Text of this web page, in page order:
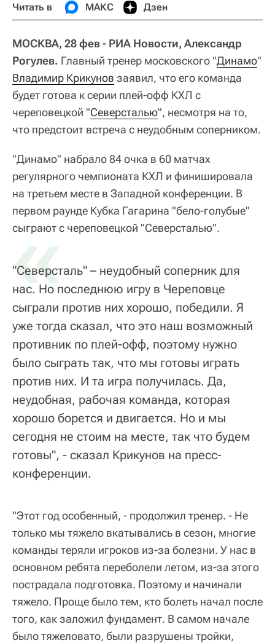
Читать в МАКС Дзен
МОСКВА, 28 фев - РИА Новости, Александр
Рогулев. Главный тренер московского "Динамо"
Владимир Крикунов заявил, что его команда
будет готова к серии плей-офф КХЛ с
череповецкой "Северсталью", несмотря на то,
что предстоит встреча с неудобным соперником.
"Динамо" набрало 84 очка в 60 матчах
регулярного чемпионата КХЛ и финишировала
на третьем месте в Западной конференции. В
первом раунде Кубка Гагарина "бело-голубые"
сыграют с череповецкой "Северсталью".
«
"Северсталь" – неудобный соперник для
нас. Но последнюю игру в Череповце
сыграли против них хорошо, победили. Я
уже тогда сказал, что это наш возможный
противник по плей-офф, поэтому нужно
было сыграть так, что мы готовы играть
против них. И та игра получилась. Да,
неудобная, рабочая команда, которая
хорошо борется и двигается. Но и мы
сегодня не стоим на месте, так что будем
готовы", - сказал Крикунов на пресс-
конференции.
"Этот год особенный, - продолжил тренер. - Не
только мы тяжело вкатывались в сезон, многие
команды теряли игроков из-за болезни. У нас в
основном ребята переболели летом, из-за этого
пострадала подготовка. Поэтому и начинали
тяжело. Проще было тем, кто болеть начал после
того, как заложил фундамент. В самом начале
было тяжеловато, были разрушены тройки,